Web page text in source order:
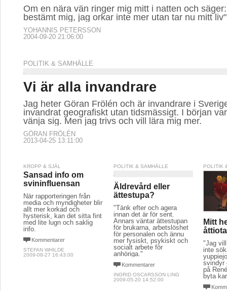
Om en nära vän ringer mig mitt i natten och
bestämt mig, jag orkar inte mer utan tar nu mitt
YOHANNIS PETERSSON
2004-09-20 21:06:00
POLITIK & SAMHÄLLE
Vi är alla invandrare
Jag heter Göran Frölén och är invandrare i
invandrat geografiskt utan tidsmässigt. I början
vänja sig. Men jag trivs och vill lära mig mer.
GÖRAN FRÖLÉN
2013-04-25 13:11:00
KROPP & SJÄL
Sansad info om
svininfluensan
När rapporteringen från
media och myndigheter blir
allt mer korkad och
hysterisk, kan det sitta fint
med lite lugn och saklig
info.
Kommentarer
STEFAN WHILDE
2009-08-27 16:43:00
POLITIK & SAMHÄLLE
Äldrevård eller
ättestupa?
"Tänk efter och agera
innan det är för sent.
Annars väntar ättestupan
för brukarna, arbetslöshet
för personalen och ännu
mer fysiskt, psykiskt och
socialt arbete för
anhöriga."
Kommentarer
INGRID OSCARSSON LING
2009-05-20 14:52:00
POLITIK
Mitt
"Jag
inte
svindyr
på
byta